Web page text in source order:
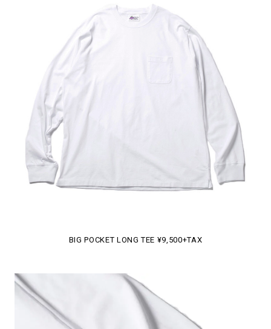
BIG POCKET LONG TEE ¥9,500+TAX